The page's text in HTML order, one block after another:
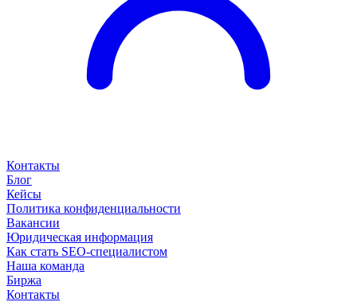
Контакты
Блог
Кейсы
Политика конфиденциальности
Вакансии
Юридическая информация
Как стать SEO-специалистом
Наша команда
Биржа
Контакты